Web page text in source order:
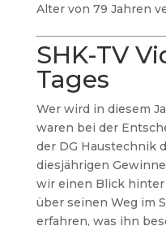
Alter von 79 Jahren
SHK-TV
Tages
Wer wird in diesem
waren bei der
der DG Haustechnik
diesjährigen
wir einen Blick hinter
über seinen Weg im
erfahren, was ihn